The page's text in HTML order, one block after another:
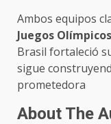
Ambos equipos
Juegos
Brasil fortaleció
sigue
prometedora
About The